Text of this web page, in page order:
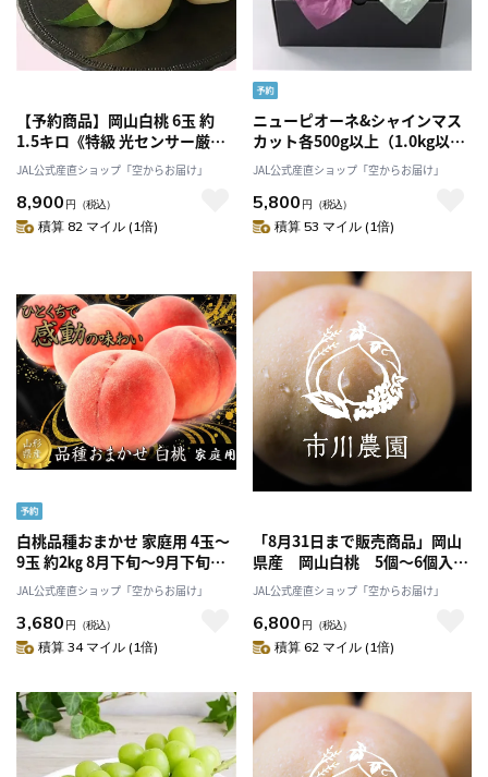
【予約商品】岡山白桃 6玉 約
1.5キロ《特級 光センサー厳
選》「桃茂実苑(ともみえん)」7
月上旬以降発送
JAL公式産直ショップ「空からお届け」
8,900 円 （税込）
積算 82 マイル (1倍)
ニューピオーネ&シャインマス
カット各500g以上（1.0kg以
上）〔葡萄農家が贈る〕こだわ
り満載厳選〔8月下旬～9月中旬
発送〕「Nini farm」
JAL公式産直ショップ「空からお届け」
5,800 円 （税込）
積算 53 マイル (1倍)
白桃品種おまかせ 家庭用 4玉～
9玉 約2㎏ 8月下旬～9月下旬よ
り発送「アンスリーファーム」
JAL公式産直ショップ「空からお届け」
3,680 円 （税込）
積算 34 マイル (1倍)
「8月31日まで販売商品」岡山
県産 岡山白桃 5個～6個入
り 1.3ｋｇ白鳳、白麗等旬の
品種をお届け 市川農園
JAL公式産直ショップ「空からお届け」
6,800 円 （税込）
積算 62 マイル (1倍)